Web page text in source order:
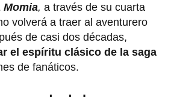
Momia, a través de su cuarta
volverá a traer al aventurero
de casi dos décadas,
el espíritu clásico de la saga
de fanáticos.